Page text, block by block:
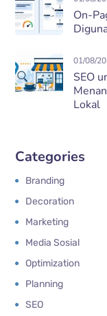
On-
01/08/
SEO
Lokal
Categories
Branding
Decoration
Marketing
Media Sosial
Optimization
Planning
SEO